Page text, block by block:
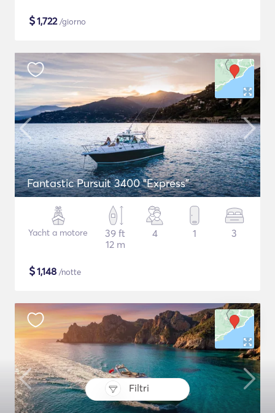
Filtri
$1,722/giorno
Fantastic Pursuit 3400 "Express"
Yacht a motore
39 ft
12 m
4 1 3
$1,148 /notte